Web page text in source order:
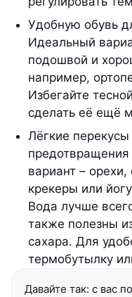
Удобную обувь
Идеальный
подошвой и
например,
Избегайте
сделать её ещё
Лёгкие
вариант –
крекеры или
Вода лучше
также полезны
сахара. Для
термобутылку
Давайте так: с вас